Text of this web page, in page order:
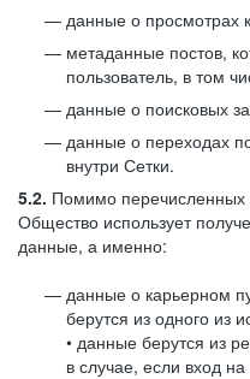
данные о просмотрах
метаданные постов,
пользователь, в том
данные о поисковых
данные о переходах
внутри Сетки.
5.2. Помимо
Общество использует
данные, а именно:
данные о карьерном
берутся из одного из
• данные берутся из
в случае, если вход